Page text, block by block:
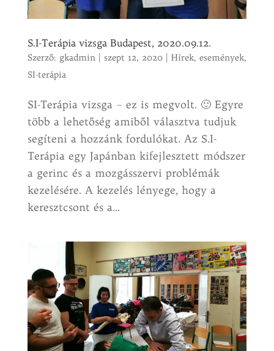
S.I-Terápia vizsga Budapest, 2020.09.12.
Szerző: gkadmin| szept 12, 2020| Hírek, események,
SI-terápia
SI-Terápia vizsga – ez is megvolt. 🙂 Egyre
több a lehetőség amiből választva tudjuk
segíteni a hozzánk fordulókat. Az S.I-
Terápia egy Japánban kifejlesztett módszer
a gerinc és a mozgásszervi problémák
kezelésére. A kezelés lényege, hogy a
keresztcsont és a...